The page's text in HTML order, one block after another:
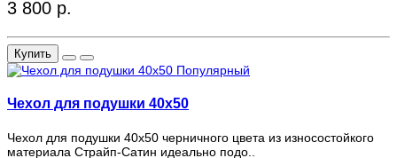
3 800 р.
Купить
Популярный
Чехол для подушки 40x50
Чехол для подушки 40x50 черничного цвета из износостойкого
материала Страйп-Сатин идеально подо..